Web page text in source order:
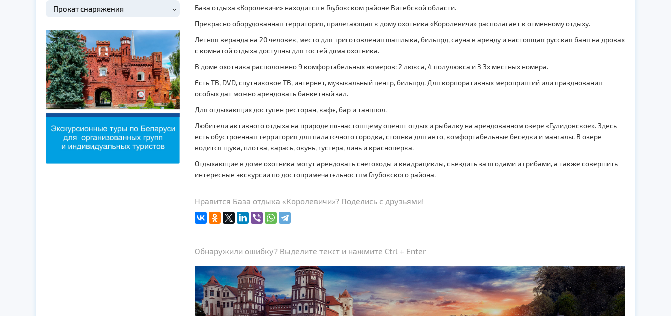
Прокат снаряжения
База отдыха «Королевичи» находится в Глубокском районе Витебской области.
Прекрасно оборудованная территория, прилегающая к дому охотника «Королевичи» располагает к отменному отдыху.
Летняя веранда на 20 человек, место для приготовления шашлыка, бильярд, сауна в аренду и настоящая русская баня на дровах
с комнатой отдыха доступны для гостей дома охотника.
В доме охотника расположено 9 комфортабельных номеров: 2 люкса, 4 полулюкса и 3 3х местных номера.
Есть ТВ, DVD, спутниковое ТВ, интернет, музыкальный центр, бильярд. Для корпоративных мероприятий или празднования
особых дат можно арендовать банкетный зал.
Для отдыхающих доступен ресторан, кафе, бар и танцпол.
Любители активного отдыха на природе по-настоящему оценят отдых и рыбалку на арендованном озере «Гулидовское». Здесь
есть обустроенная территория для палаточного городка, стоянка для авто, комфортабельные беседки и мангалы. В озере
водится щука, плотва, карась, окунь, густера, линь и красноперка.
Отдыхающие в доме охотника могут арендовать снегоходы и квадрациклы, съездить за ягодами и грибами, а также совершить
интересные экскурсии по достопримечательностям Глубокского района.
Нравится База отдыха «Королевичи»? Поделись с друзьями!
Обнаружили ошибку? Выделите текст и нажмите Ctrl + Enter